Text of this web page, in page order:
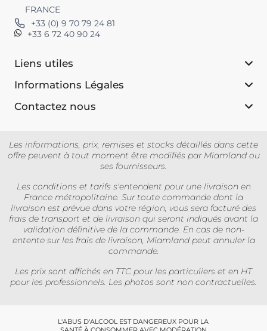
FRANCE
+33 (0) 9 70 79 24 81
+33 6 72 40 90 24
Liens utiles
Informations Légales
Contactez nous
Les informations, prix, remises et stocks détaillés dans cette
offre peuvent à tout moment être modifiés par Miamland ou
ses fournisseurs.
Les conditions et tarifs s'entendent pour une livraison en
France métropolitaine. Sur toute commande dont la
livraison est prévue dans votre région, vous sera facturé des
frais de transport et de livraison qui seront indiqués avant la
validation définitive de la commande. En cas de non-
entente sur les frais de livraison, Miamland peut annuler la
commande.
Les prix sont affichés en TTC pour les particuliers et en HT
pour les professionnels. Les photos sont non contractuelles.
L'ABUS D'ALCOOL EST DANGEREUX POUR LA